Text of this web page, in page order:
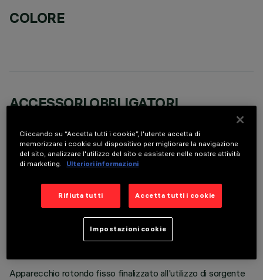
COLORE
ACCESSORI OBBLIGATORI
È necessario ordinare uno degli accessori obbligatori per installare e utilizzare correttamente il
prodotto:
DATI TECNICI
Apparecchio rotondo fisso finalizzato all'utilizzo di sorgente
Cliccando su “Accetta tutti i cookie”, l'utente accetta di
memorizzare i cookie sul dispositivo per migliorare la navigazione
del sito, analizzare l'utilizzo del sito e assistere nelle nostre attività
di marketing.
Ulteriori informazioni
Rifiuta tutti Accetta tutti i cookie
Impostazioni cookie